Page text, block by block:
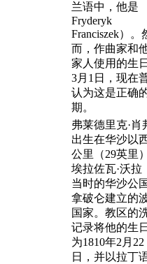
兰语中，他是
Fryderyk
Franciszek）。
而，作曲家和
家人使用的生
3月1日，现在
认为这是正确
期。
弗莱德里克·肖
出生在华沙以
公里（29英里
埃拉佐瓦·沃拉
当时的华沙公
拿破仑建立的
国家。教区的
记录将他的生
为1810年2月22
日，并以拉丁